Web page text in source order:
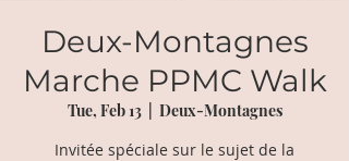
Deux-Montagnes
Marche PPMC Walk
Tue, Feb 13
  |
Deux-Montagnes
Invitée spéciale sur le sujet de la